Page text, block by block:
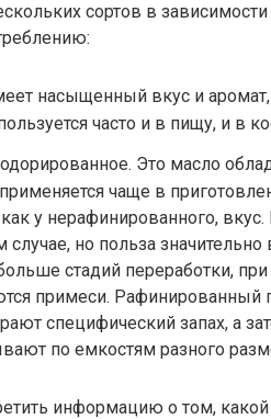
сортов в зависимости
насыщенный вкус и
часто и в пищу, и в
Это масло
чаще в
у нерафинированного,
но польза
стадий переработки, при
примеси.
специфический запах, а
по емкостям разного
информацию о том,